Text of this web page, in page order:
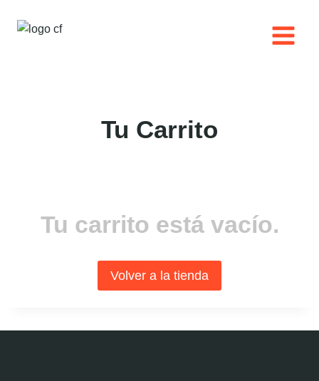
Tu Carrito
Tu carrito está vacío.
Volver a la tienda